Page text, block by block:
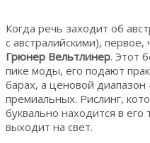
Когда речь заходит об
с австралийскими), первое,
Грюнер Вельтлинер. Этот
пике моды, его подают
барах, а ценовой
премиальных. Рислинг,
буквально находится в его
выходит на свет.